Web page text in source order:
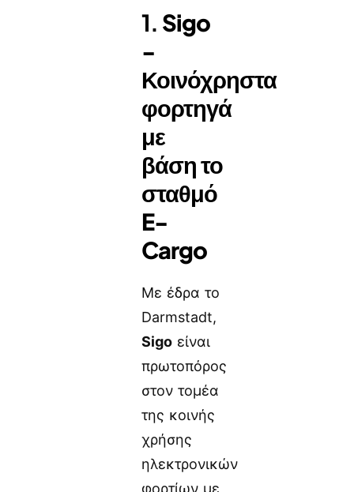
1. Sigo
-
Κοινόχρηστα
φορτηγά
με
βάση το
σταθμό
E-
Cargo
Με έδρα το
Darmstadt,
Sigo είναι
πρωτοπόρος
στον τομέα
της κοινής
χρήσης
ηλεκτρονικών
φορτίων με